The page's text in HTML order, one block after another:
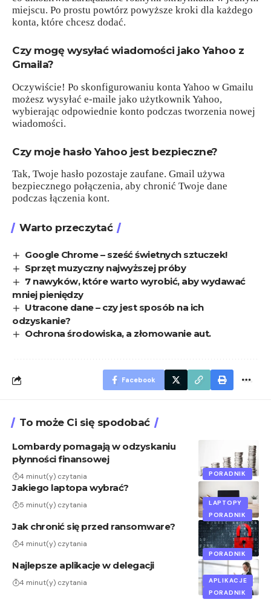
miejscu. Po prostu powtórz powyższe kroki dla każdego
konta, które chcesz dodać.
Czy mogę wysyłać wiadomości jako Yahoo z
Gmaila?
Oczywiście! Po skonfigurowaniu konta Yahoo w Gmailu
możesz wysyłać e-maile jako użytkownik Yahoo,
wybierając odpowiednie konto podczas tworzenia nowej
wiadomości.
Czy moje hasło Yahoo jest bezpieczne?
Tak, Twoje hasło pozostaje zaufane. Gmail używa
bezpiecznego połączenia, aby chronić Twoje dane
podczas łączenia kont.
Warto przeczytać
Google Chrome – sześć świetnych sztuczek!
Sprzęt muzyczny najwyższej próby
7 nawyków, które warto wyrobić, aby wydawać
mniej pieniędzy
Utracone dane – czy jest sposób na ich
odzyskanie?
Ochrona środowiska, a złomowanie aut.
Facebook
To może Ci się spodobać
PORADNIK
Lombardy pomagają w odzyskaniu
płynności finansowej
4 minut(y) czytania
LAPTOPY
PORADNIK
Jakiego laptopa wybrać?
5 minut(y) czytania
PORADNIK
Jak chronić się przed ransomware?
4 minut(y) czytania
APLIKACJE
PORADNIK
Najlepsze aplikacje w delegacji
4 minut(y) czytania